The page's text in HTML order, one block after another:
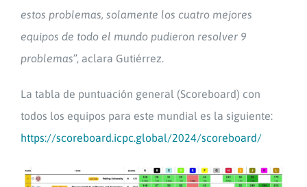
estos problemas, solamente los cuatro mejores
equipos de todo el mundo pudieron resolver 9
problemas”, aclara Gutiérrez.
La tabla de puntuación general (Scoreboard) con
todos los equipos para este mundial es la siguiente:
https://scoreboard.icpc.global/2024/scoreboard/